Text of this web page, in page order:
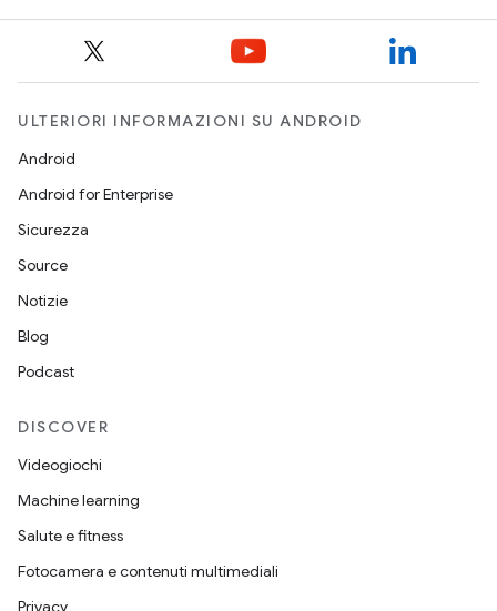
ULTERIORI INFORMAZIONI SU ANDROID
Android
Android for Enterprise
Sicurezza
Source
Notizie
Blog
Podcast
DISCOVER
Videogiochi
Machine learning
Salute e fitness
Fotocamera e contenuti multimediali
Privacy